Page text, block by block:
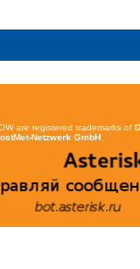
are registered trademarks of
Netzwerk GmbH